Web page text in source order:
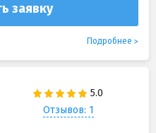
заявку
Подробнее
Отзывов: 1